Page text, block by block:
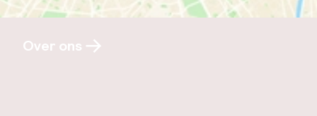
Over ons